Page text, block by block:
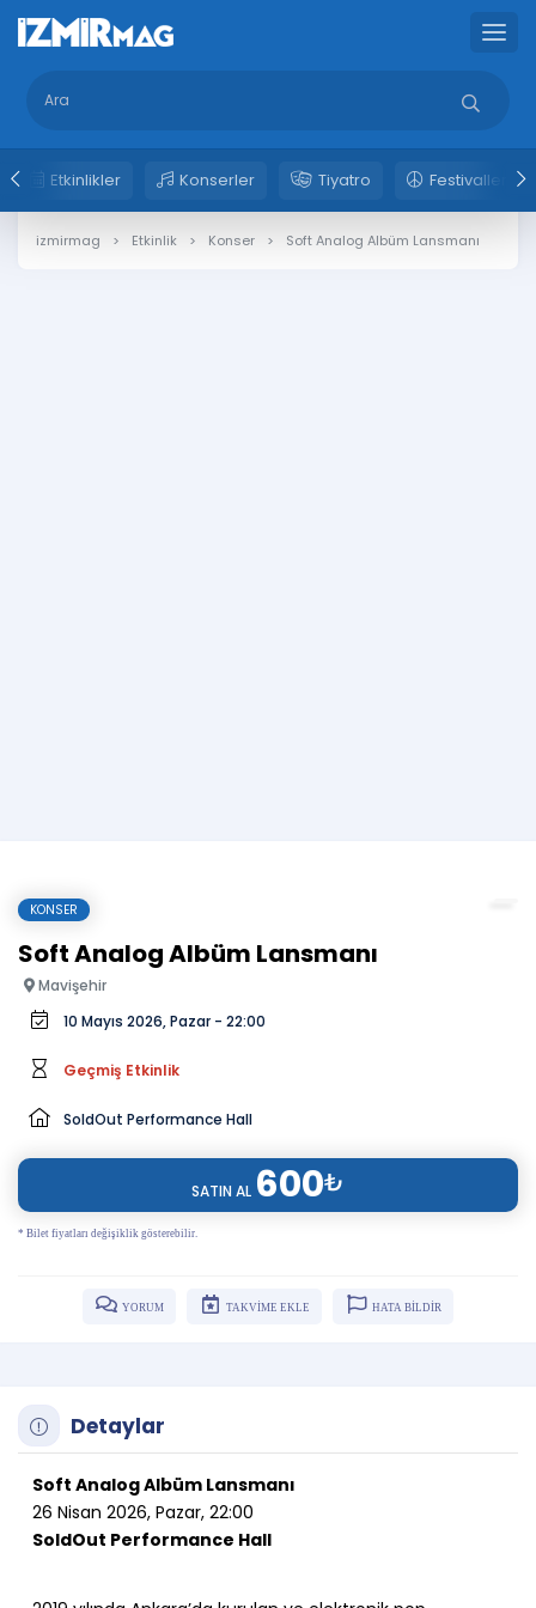
Etkinlikler Konserler Tiyatro Festivaller
izmirmag Etkinlik Konser Soft Analog Albüm Lansmanı
KONSER
Soft Analog Albüm Lansmanı
Mavişehir
10 Mayıs 2026, Pazar - 22:00
Geçmiş Etkinlik
SoldOut Performance Hall
SATIN AL 600₺
* Bilet fiyatları değişiklik gösterebilir.
YORUM TAKVİME EKLE HATA BİLDİR
Detaylar
Soft Analog Albüm Lansmanı
26 Nisan 2026, Pazar, 22:00
SoldOut Performance Hall